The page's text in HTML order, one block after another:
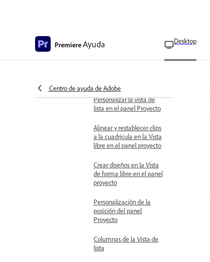
PremiereAyuda Desktop
Centro de ayuda de Adobe
el panel Project
Personalizar la vista
Personalizar la vista de
lista en el panel Proyecto
Alinear y restablecer clips
a la cuadrícula en la Vista
libre en el panel proyecto
Crear diseños en la Vista
de forma libre en el panel
proyecto
Personalización de la
posición del panel
Proyecto
Columnas de la Vista de
lista